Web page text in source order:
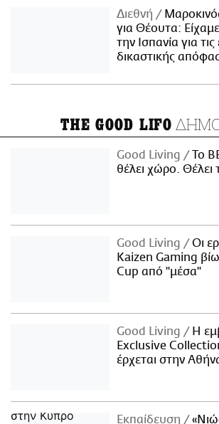
Διεθνή
για Θέουτα:
την Ισπανία για
δικαστικής
THE GOOD LIFO
Good Living
Το
θέλει χώρο. Θέλει
Good Living
Οι
Kaizen Gaming
Cup από "μέσα"
Good Living
Η
Exclusive
έρχεται στην
Εκπαίδευση